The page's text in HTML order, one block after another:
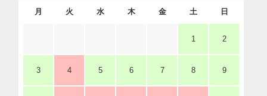
月 火 水 木 金 土 日
1 2
3 4 5 6 7 8 9